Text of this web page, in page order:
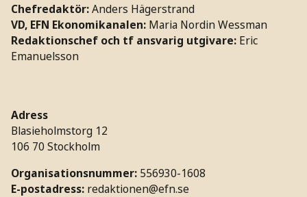
Chefredaktör:Anders Hägerstrand
VD, EFN Ekonomikanalen: Maria Nordin Wessman
Redaktionschef och tf ansvarig utgivare: Eric
Emanuelsson
Adress
Blasieholmstorg 12
106 70 Stockholm
Organisationsnummer: 556930-1608
E-postadress: redaktionen@efn.se